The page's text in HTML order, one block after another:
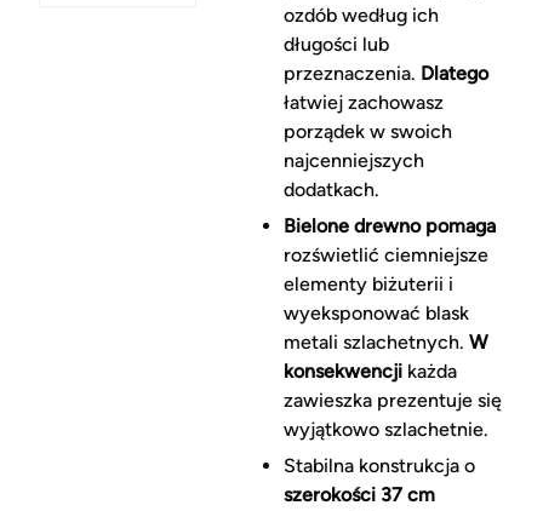
ozdób według ich
długości lub
przeznaczenia. Dlatego
łatwiej zachowasz
porządek w swoich
najcenniejszych
dodatkach.
Bielone drewno pomaga
rozświetlić ciemniejsze
elementy biżuterii i
wyeksponować blask
metali szlachetnych. W
konsekwencjikażda
zawieszka prezentuje się
wyjątkowo szlachetnie.
Stabilna konstrukcja o
szerokości 37 cm